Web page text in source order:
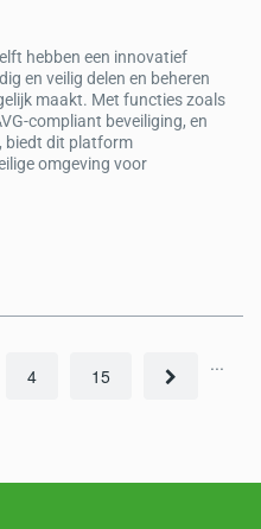
hebben een innovatief
en veilig delen en beheren
maakt. Met functies zoals
compliant beveiliging, en
biedt dit platform
omgeving voor
4
...
15